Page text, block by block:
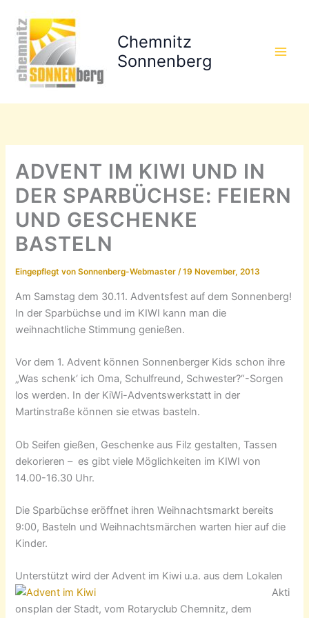
Inhalt
springen
Chemnitz
Sonnenberg
ADVENT IM KIWI UND IN
DER SPARBÜCHSE: FEIERN
UND GESCHENKE
BASTELN
Eingepflegt von Sonnenberg-Webmaster/19 November, 2013
Am Samstag dem 30.11. Adventsfest auf dem Sonnenberg!
In der Sparbüchse und im KIWI kann man die
weihnachtliche Stimmung genießen.
Vor dem 1. Advent können Sonnenberger Kids schon ihre
„Was schenk‘ ich Oma, Schulfreund, Schwester?“-Sorgen
los werden. In der KiWi-Adventswerkstatt in der
Martinstraße können sie etwas basteln.
Ob Seifen gießen, Geschenke aus Filz gestalten, Tassen
dekorieren – es gibt viele Möglichkeiten im KIWI von
14.00-16.30 Uhr.
Die Sparbüchse eröffnet ihren Weihnachtsmarkt bereits
9:00, Basteln und Weihnachtsmärchen warten hier auf die
Kinder.
Unterstützt wird der Advent im Kiwi u.a. aus dem Lokalen
Akti
onsplan der Stadt, vom Rotaryclub Chemnitz, dem